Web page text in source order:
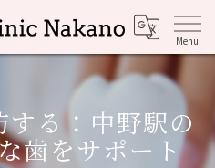
る：中野駅の
歯をサポート